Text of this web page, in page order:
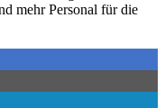
mehr Personal für die